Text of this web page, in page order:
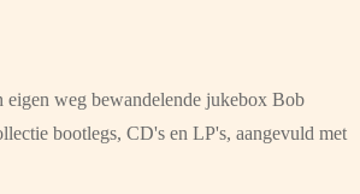
weg bewandelende jukebox Bob
bootlegs, CD's en LP's, aangevuld met